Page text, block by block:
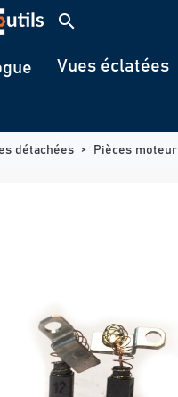
des cookies
search
Vues éclatées
détachées Pièces moteur